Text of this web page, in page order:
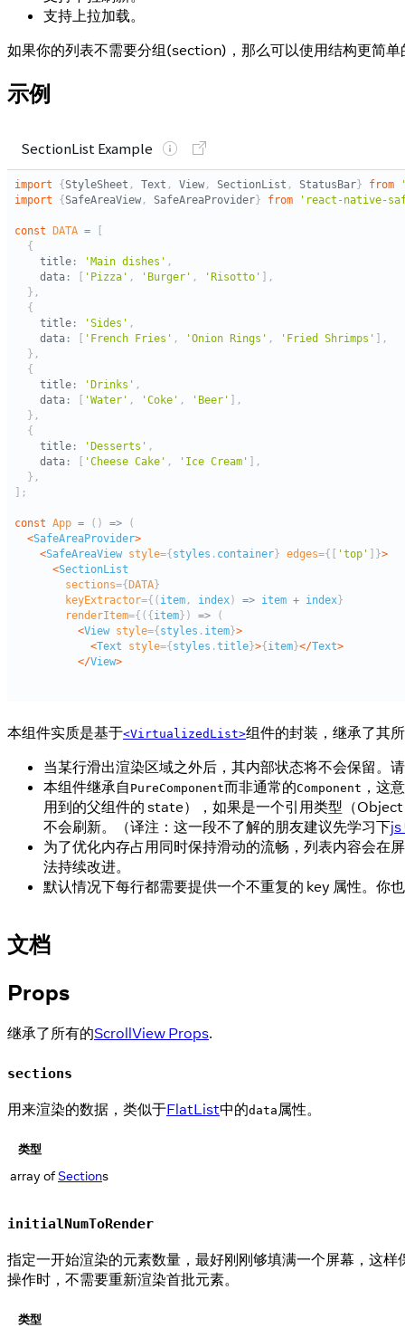
支持上拉加载。
如果你的列表不需要分组(section)，那么可以使用结构更简单
示例
本组件实质是基于<VirtualizedList>组件的封装，继承了其
当某行滑出渲染区域之外后，其内部状态将不会保留。
本组件继承自 PureComponent而非通常的Component ，这
用到的父组件的 state），如果是一个引用类型（
不会刷新。（译注：这一段不了解的朋友建议先学习下js
为了优化内存占用同时保持滑动的流畅，列表内容会在
法持续改进。
默认情况下每行都需要提供一个不重复的 key 属性。你
文档
Props
继承了所有的ScrollView Props.
sections
用来渲染的数据，类似于FlatList中的data 属性。
类型
array ofSections
initialNumToRender
指定一开始渲染的元素数量，最好刚刚够填满一个屏幕，这
操作时，不需要重新渲染首批元素。
类型